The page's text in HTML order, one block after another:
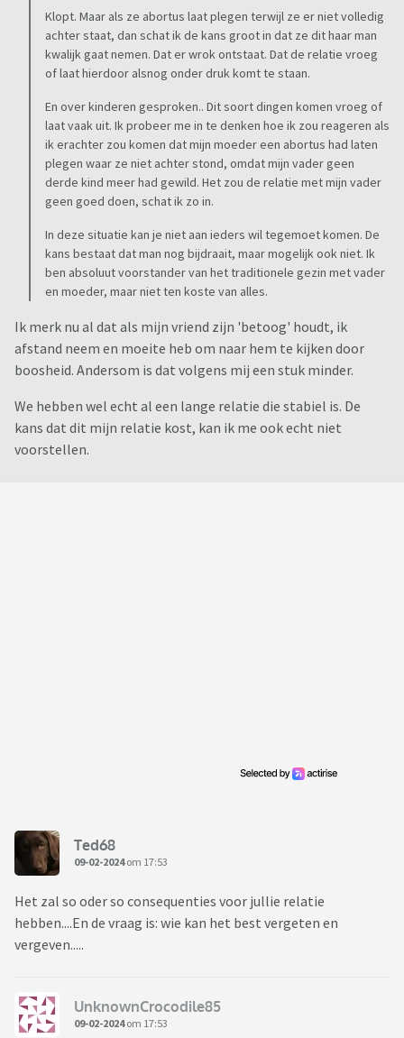
Klopt. Maar als ze abortus laat plegen terwijl ze er niet volledig
achter staat, dan schat ik de kans groot in dat ze dit haar man
kwalijk gaat nemen. Dat er wrok ontstaat. Dat de relatie vroeg
of laat hierdoor alsnog onder druk komt te staan.
En over kinderen gesproken.. Dit soort dingen komen vroeg of
laat vaak uit. Ik probeer me in te denken hoe ik zou reageren als
ik erachter zou komen dat mijn moeder een abortus had laten
plegen waar ze niet achter stond, omdat mijn vader geen
derde kind meer had gewild. Het zou de relatie met mijn vader
geen goed doen, schat ik zo in.
In deze situatie kan je niet aan ieders wil tegemoet komen. De
kans bestaat dat man nog bijdraait, maar mogelijk ook niet. Ik
ben absoluut voorstander van het traditionele gezin met vader
en moeder, maar niet ten koste van alles.
Ik merk nu al dat als mijn vriend zijn 'betoog' houdt, ik
afstand neem en moeite heb om naar hem te kijken door
boosheid. Andersom is dat volgens mij een stuk minder.
We hebben wel echt al een lange relatie die stabiel is. De
kans dat dit mijn relatie kost, kan ik me ook echt niet
voorstellen.
Ted68
09-02-2024om 17:53
Het zal so oder so consequenties voor jullie relatie
hebben....En de vraag is: wie kan het best vergeten en
vergeven.....
UnknownCrocodile85
09-02-2024om 17:53